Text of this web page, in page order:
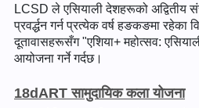
LCSD ले एसियाली देशहरूको अद्वितीय
प्रवर्द्धन गर्न प्रत्येक वर्ष हङकङमा रहेका
दूतावासहरूसँग "एशिया+ महोत्सव:
आयोजना गर्ने गर्दछ।
18dART सामुदायिक कला योजना